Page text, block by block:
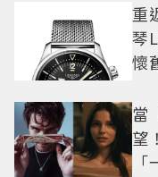
重
琴
懷
當
望